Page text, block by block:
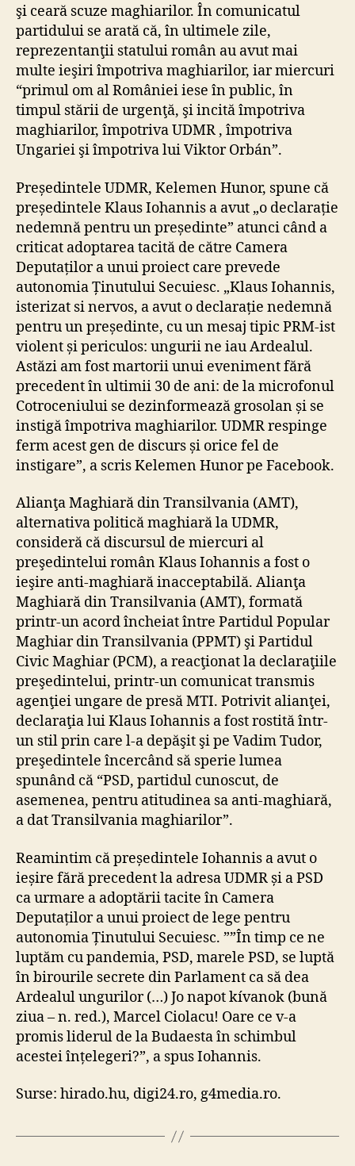
şi ceară scuze maghiarilor. În comunicatul
partidului se arată că, în ultimele zile,
reprezentanţii statului român au avut mai
multe ieşiri împotriva maghiarilor, iar miercuri
“primul om al României iese în public, în
timpul stării de urgenţă, şi incită împotriva
maghiarilor, împotriva UDMR , împotriva
Ungariei şi împotriva lui Viktor Orbán”.
Președintele UDMR, Kelemen Hunor, spune că
președintele Klaus Iohannis a avut „o declarație
nedemnă pentru un președinte” atunci când a
criticat adoptarea tacită de către Camera
Deputaților a unui proiect care prevede
autonomia Ținutului Secuiesc. „Klaus Iohannis,
isterizat si nervos, a avut o declarație nedemnă
pentru un președinte, cu un mesaj tipic PRM-ist
violent și periculos: ungurii ne iau Ardealul.
Astăzi am fost martorii unui eveniment fără
precedent în ultimii 30 de ani: de la microfonul
Cotroceniului se dezinformează grosolan și se
instigă împotriva maghiarilor. UDMR respinge
ferm acest gen de discurs și orice fel de
instigare”, a scris Kelemen Hunor pe Facebook.
Alianţa Maghiară din Transilvania (AMT),
alternativa politică maghiară la UDMR,
consideră că discursul de miercuri al
preşedintelui român Klaus Iohannis a fost o
ieşire anti-maghiară inacceptabilă. Alianţa
Maghiară din Transilvania (AMT), formată
printr-un acord încheiat între Partidul Popular
Maghiar din Transilvania (PPMT) şi Partidul
Civic Maghiar (PCM), a reacţionat la declaraţiile
preşedintelui, printr-un comunicat transmis
agenţiei ungare de presă MTI. Potrivit alianţei,
declaraţia lui Klaus Iohannis a fost rostită într-
un stil prin care l-a depăşit şi pe Vadim Tudor,
preşedintele încercând să sperie lumea
spunând că “PSD, partidul cunoscut, de
asemenea, pentru atitudinea sa anti-maghiară,
a dat Transilvania maghiarilor”.
Reamintim că președintele Iohannis a avut o
ieșire fără precedent la adresa UDMR și a PSD
ca urmare a adoptării tacite în Camera
Deputaților a unui proiect de lege pentru
autonomia Ținutului Secuiesc. ””În timp ce ne
luptăm cu pandemia, PSD, marele PSD, se luptă
în birourile secrete din Parlament ca să dea
Ardealul ungurilor (…) Jo napot kívanok (bună
ziua – n. red.), Marcel Ciolacu! Oare ce v-a
promis liderul de la Budaesta în schimbul
acestei înțelegeri?”, a spus Iohannis.
Surse: hirado.hu, digi24.ro, g4media.ro.